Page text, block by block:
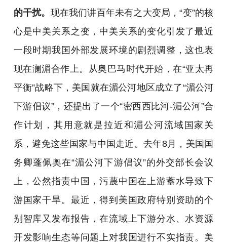
的干扰。 现在我们讲百年未有之大变局，“变”的核
心是中美关系之变，中美关系的变化引发了最近
一段时期我国外部发展环境的剧烈调整，这也表
现在澜湄合作上。从奥巴马时代开始，在“亚太再
平衡”战略下，美国就在湄公河地区成立了“湄公河
下游倡议”，还提出了一个“密西西比河-湄公河”合
作计划，其用意就是拉近和湄公河流域国家关
系，避免这些国家与中国走近。去年8月，美国国
务卿蓬佩奥在“湄公河下游倡议”的外交部长会议
上，公然指责中国，污蔑中国在上游蓄水导致下
游国家干旱。最近，得到美国政府特别资助的个
别智库又发布报告，在流域上下游分水、水资源
开发影响生态等问题上对我国进行不实指责。美